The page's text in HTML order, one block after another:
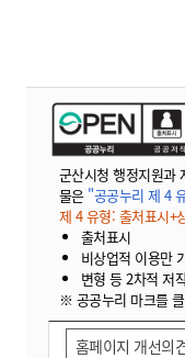
군산시청 행정지원과
물은 "공공누리 제 4
제 4 유형: 출처표시+
출처표시
비상업적 이용만
변형 등 2차적 저
※ 공공누리 마크를
홈페이지 개선의